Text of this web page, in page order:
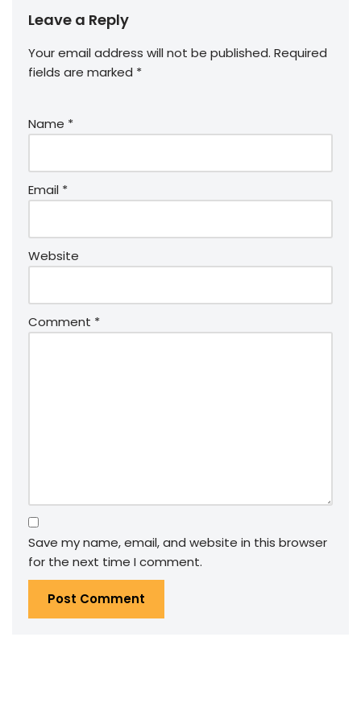
Leave a Reply
Your email address will not be published. Required
fields are marked *
Name *
Email *
Website
Comment *
Save my name, email, and website in this browser
for the next time I comment.